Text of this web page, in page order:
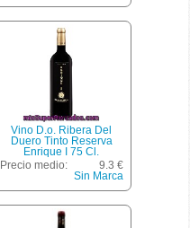
Vino D.o. Ribera Del
Duero Tinto Reserva
Enrique I 75 Cl.
Precio medio:
9.3 €
Sin Marca